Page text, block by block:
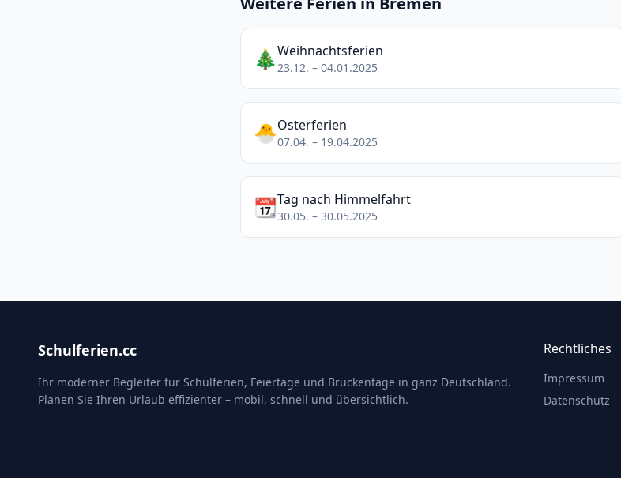
🎄Weihnachtsferien
23.12. – 04.01.2025
🐣Osterferien
07.04. – 19.04.2025
📆Tag nach Himmelfahrt
30.05. – 30.05.2025
Schulferien.cc
Ihr moderner Begleiter für Schulferien, Feiertage und Brückentage in ganz Deutschland.
Planen Sie Ihren Urlaub effizienter – mobil, schnell und übersichtlich.
Rechtliches
Impressum
Datenschutz